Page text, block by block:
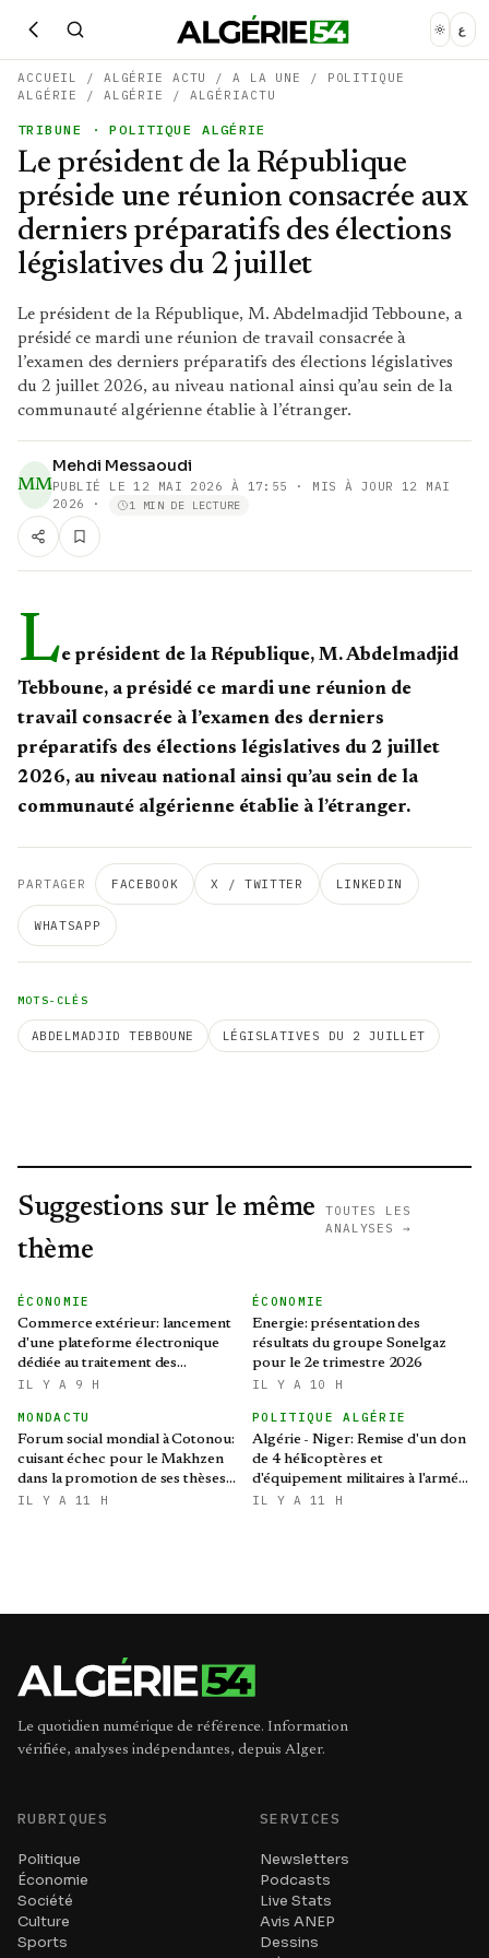
ع
ACCUEIL / ALGÉRIE ACTU /A LA UNE / POLITIQUE
ALGÉRIE
/ ALGÉRIE / ALGÉRIACTU
TRIBUNE · POLITIQUE ALGÉRIE
Le président de la République
préside une réunion consacrée aux
derniers préparatifs des élections
législatives du 2 juillet
Le président de la République, M. Abdelmadjid Tebboune, a
présidé ce mardi une réunion de travail consacrée à
l’examen des derniers préparatifs des élections législatives
du 2 juillet 2026, au niveau national ainsi qu’au sein de la
communauté algérienne établie à l’étranger.
MM
Mehdi Messaoudi
PUBLIÉ LE 12 MAI 2026 À 17:55
· MIS À JOUR 12 MAI
2026
· 1 MIN DE LECTURE
Le président de la République, M. Abdelmadjid
Tebboune, a présidé ce mardi une réunion de
travail consacrée à l’examen des derniers
préparatifs des élections législatives du 2 juillet
2026, au niveau national ainsi qu’au sein de la
communauté algérienne établie à l’étranger.
PARTAGER FACEBOOK X / TWITTER LINKEDIN
WHATSAPP
MOTS-CLÉS
ABDELMADJID TEBBOUNE LÉGISLATIVES DU 2 JUILLET
Suggestions sur le même
thème
TOUTES LES
ANALYSES →
ÉCONOMIE
Commerce extérieur: lancement
d'une plateforme électronique
dédiée au traitement des
préoccupations des opérateurs
IL Y A 9 H
ÉCONOMIE
Energie: présentation des
résultats du groupe Sonelgaz
pour le 2e trimestre 2026
IL Y A 10 H
MONDACTU
Forum social mondial à Cotonou:
cuisant échec pour le Makhzen
dans la promotion de ses thèses
colonialistes
IL Y A 11 H
POLITIQUE ALGÉRIE
Algérie - Niger: Remise d'un don
de 4 hélicoptères et
d'équipement militaires à l'armée
nigérienne
IL Y A 11 H
Le quotidien numérique de référence. Information
vérifiée, analyses indépendantes, depuis Alger.
RUBRIQUES
Politique
Économie
Société
Culture
Sports
SERVICES
Newsletters
Podcasts
Live Stats
Avis ANEP
Dessins